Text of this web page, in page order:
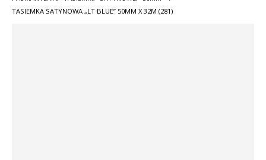
TASIEMKA SATYNOWA „LT BLUE” 50MM X 32M (281)